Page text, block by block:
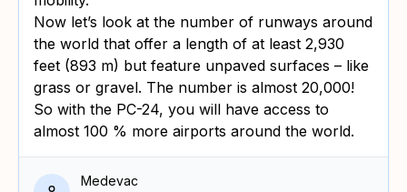
Now let’s look at the number of runways around
the world that offer a length of at least 2,930
feet (893 m) but feature unpaved surfaces – like
grass or gravel. The number is almost 20,000!
So with the PC-24, you will have access to
almost 100 % more airports around the world.
Medevac